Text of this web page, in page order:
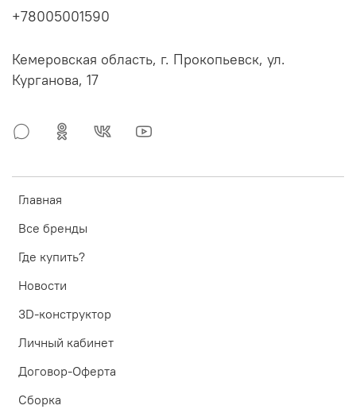
Главная
Все бренды
Где купить?
Новости
3D-конструктор
Личный кабинет
Договор-Оферта
Сборка
+78005001590
Кемеровская область, г. Прокопьевск, ул.
Курганова, 17